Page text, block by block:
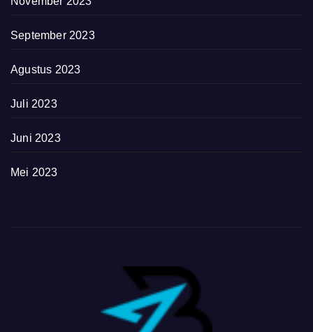
September 2023
Agustus 2023
Juli 2023
Juni 2023
Mei 2023